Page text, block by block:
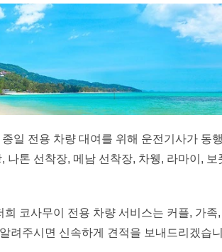
일 전용 차량 대여를 위해 운전기사가 동
톤 선착장, 메남 선착장, 차웽, 라마이, 보
코사무이 전용 차량 서비스는 커플, 가족
려주시면 신속하게 견적을 보내드리겠습